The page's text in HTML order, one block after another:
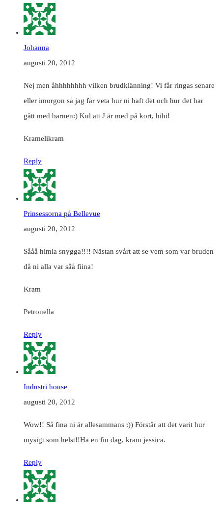
Johanna
augusti 20, 2012
Nej men åhhhhhhhh vilken brudklänning! Vi får ringas senare
eller imorgon så jag får veta hur ni haft det och hur det har
gått med barnen:) Kul att J är med på kort, hihi!
Kramelikram
Reply
Prinsessorna på Bellevue
augusti 20, 2012
Sååå himla snygga!!!! Nästan svårt att se vem som var bruden
då ni alla var såå fiina!
Kram
Petronella
Reply
Industri house
augusti 20, 2012
Wow!! Så fina ni är allesammans :)) Förstår att det varit hur
mysigt som helst!!Ha en fin dag, kram jessica.
Reply